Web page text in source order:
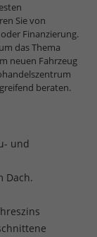
Sie von
Finanzierung.
das Thema
neuen Fahrzeug
beraten.
und
Dach.